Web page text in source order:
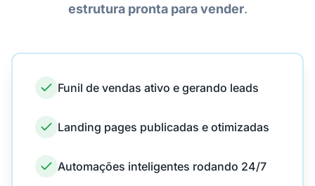
estrutura pronta para vender.
Funil de vendas ativo e gerando leads
Landing pages publicadas e otimizadas
Automações inteligentes rodando 24/7